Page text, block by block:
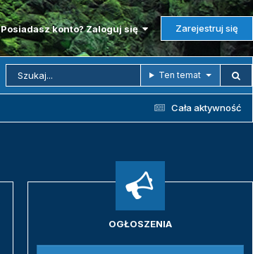
Posiadasz konto? Zaloguj się Zarejestruj się
Ten temat
Cała aktywność
OGŁOSZENIA